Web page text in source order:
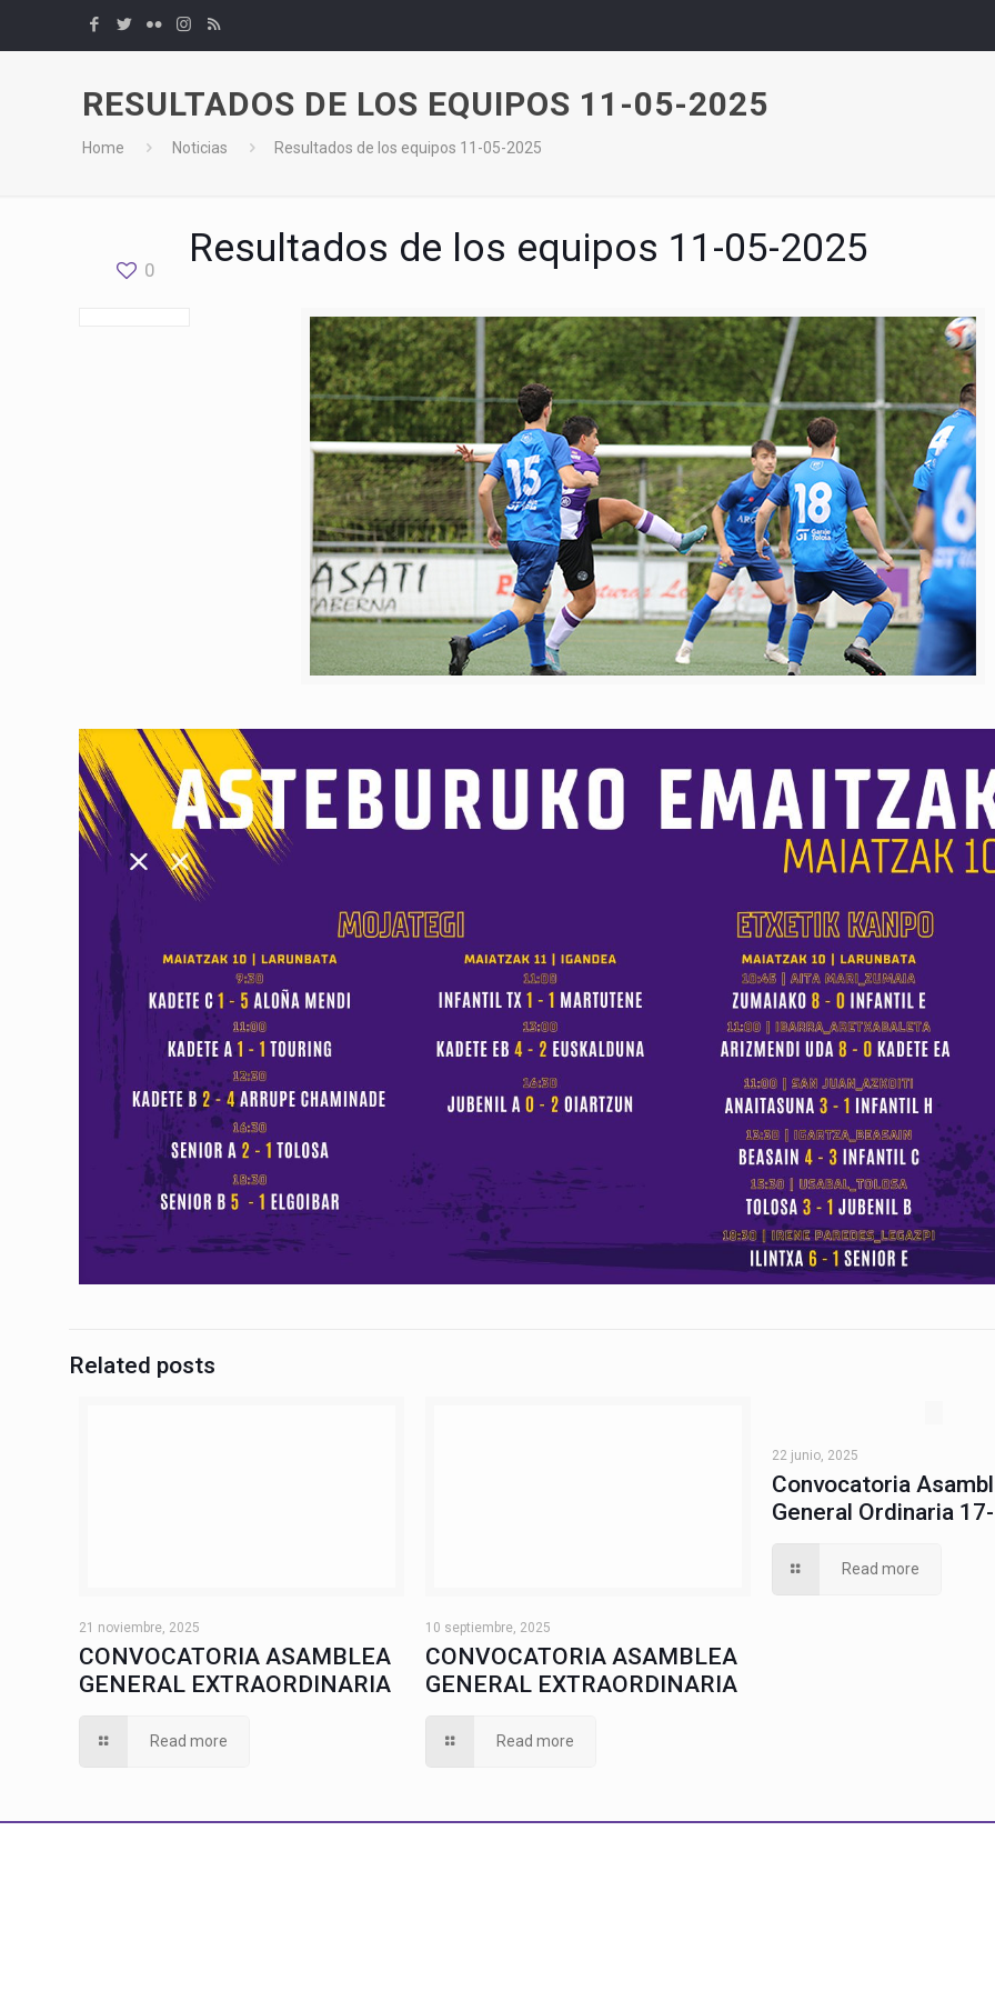
RESULTADOS DE LOS EQUIPOS 11-05-2025
Home Noticias Resultados de los equipos 11-05-2025
0 Resultados de los equipos 11-05-2025
Related posts
21 noviembre, 2025
CONVOCATORIA ASAMBLEA
GENERAL EXTRAORDINARIA
Read more
10 septiembre, 2025
CONVOCATORIA ASAMBLEA
GENERAL EXTRAORDINARIA
Read more
22 junio, 2025
Convocatoria
General Ordinaria
Read more